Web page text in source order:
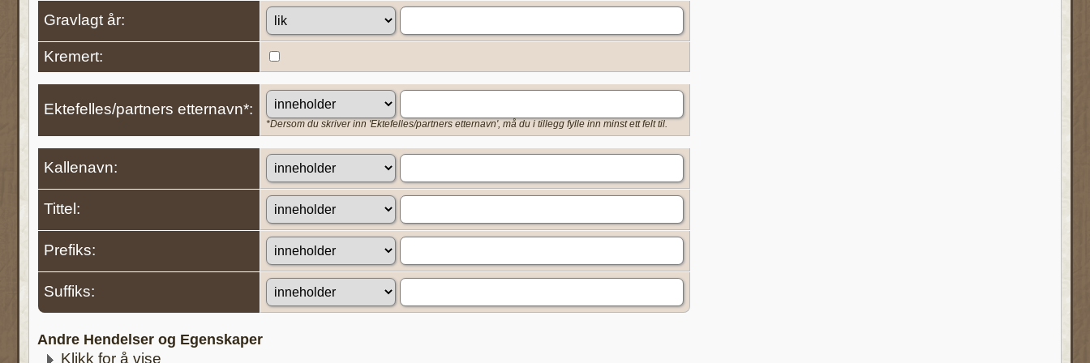
Gravlagt år:
Kremert:
Ektefelles/partners etternavn*:
*Dersom du skriver inn 'Ektefelles/partners etternavn', må du i tillegg fylle inn minst ett felt til.
Kallenavn:
Tittel:
Prefiks:
Suffiks:
Andre Hendelser og Egenskaper
Klikk for å vise